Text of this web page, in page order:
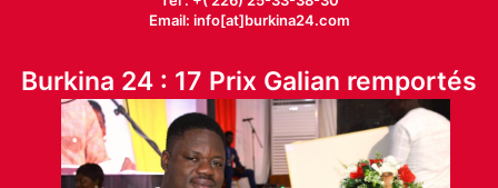
Email: info[at]burkina24.com
Burkina 24 : 17 Prix Galian remportés